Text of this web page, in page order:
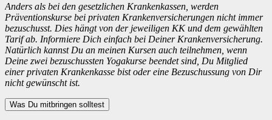
Anders als bei den gesetzlichen Krankenkassen, werden
Präventionskurse bei privaten Krankenversicherungen nicht immer
bezuschusst. Dies hängt von der jeweiligen KK und dem gewählten
Tarif ab. Informiere Dich einfach bei Deiner Krankenversicherung.
Natürlich kannst Du an meinen Kursen auch teilnehmen, wenn
Deine zwei bezuschussten Yogakurse beendet sind, Du Mitglied
einer privaten Krankenkasse bist oder eine Bezuschussung von Dir
nicht gewünscht ist.
Was Du mitbringen solltest